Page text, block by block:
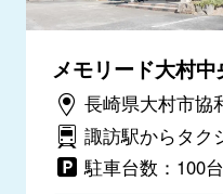
メモリード大村
長崎県大村市協
諏訪駅からタク
駐車台数：100台